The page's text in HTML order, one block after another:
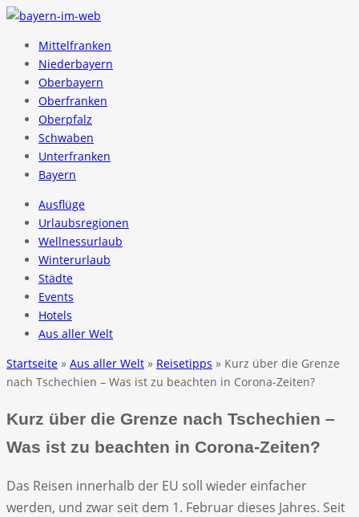
Mittelfranken
Niederbayern
Oberbayern
Oberfranken
Oberpfalz
Schwaben
Unterfranken
Bayern
Ausflüge
Urlaubsregionen
Wellnessurlaub
Winterurlaub
Städte
Events
Hotels
Aus aller Welt
Startseite » Aus aller Welt » Reisetipps » Kurz über die Grenze
nach Tschechien – Was ist zu beachten in Corona-Zeiten?
Kurz über die Grenze nach Tschechien –
Was ist zu beachten in Corona-Zeiten?
Das Reisen innerhalb der EU soll wieder einfacher
werden, und zwar seit dem 1. Februar dieses Jahres. Seit